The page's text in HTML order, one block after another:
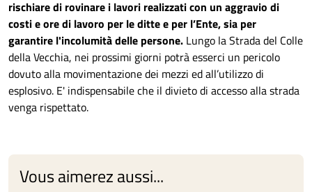
rischiare di rovinare i lavori realizzati con un aggravio di
costi e ore di lavoro per le ditte e per l’Ente,sia per
garantire l'incolumità delle persone. Lungo la Strada del Colle
della Vecchia, nei prossimi giorni potrà esserci un pericolo
dovuto alla movimentazione dei mezzi ed all’utilizzo di
esplosivo. E' indispensabile che il divieto di accesso alla strada
venga rispettato.
Vous aimerez aussi...